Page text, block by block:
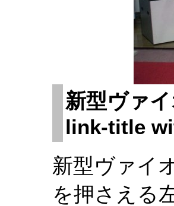
新型ヴァ
link-title
新型ヴァイ
を押さえる